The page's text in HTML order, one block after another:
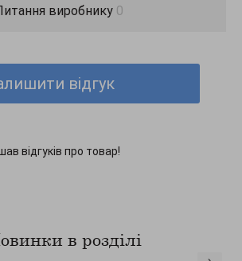
виробнику 0
відгук
відгуків про товар!
в розділі